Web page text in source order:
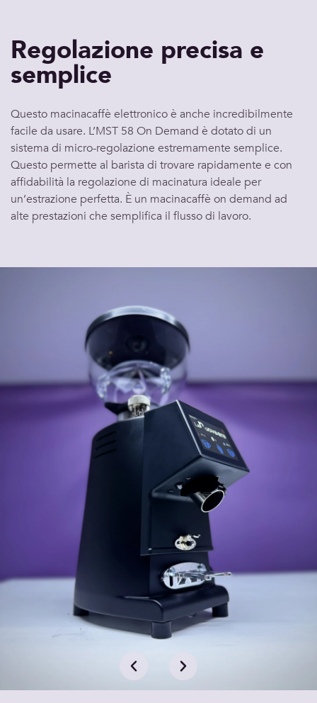
Regolazione precisa e
semplice
Questo macinacaffè elettronico è anche incredibilmente
facile da usare. L’MST 58 On Demand è dotato di un
sistema di micro-regolazione estremamente semplice.
Questo permette al barista di trovare rapidamente e con
affidabilità la regolazione di macinatura ideale per
un’estrazione perfetta. È un macinacaffè on demand ad
alte prestazioni che semplifica il flusso di lavoro.